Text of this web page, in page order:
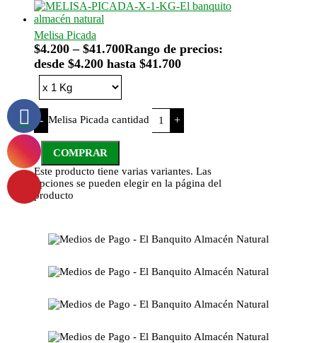
Melisa Picada
$4.200 – $41.700Rango de precios:
desde $4.200 hasta $41.700
- Melisa Picada cantidad +
COMPRAR
Este producto tiene varias variantes. Las
opciones se pueden elegir en la página del
producto